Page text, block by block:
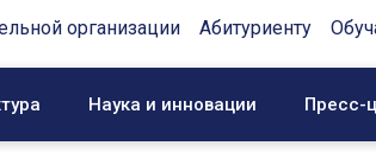
организации Абитуриенту
Наука и инновации Пресс-